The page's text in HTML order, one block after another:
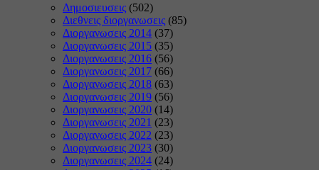
Δημοσιευσεις (502)
Διεθνεις διοργανωσεις (85)
Διοργανωσεις 2014 (37)
Διοργανωσεις 2015 (35)
Διοργανωσεις 2016 (56)
Διοργανωσεις 2017 (66)
Διοργανωσεις 2018 (63)
Διοργανωσεις 2019 (56)
Διοργανωσεις 2020 (14)
Διοργανωσεις 2021 (23)
Διοργανωσεις 2022 (23)
Διοργανωσεις 2023 (30)
Διοργανωσεις 2024 (24)